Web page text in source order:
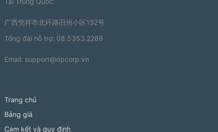
广西凭祥市北环路旧州小区132号
Tổng đài hỗ trợ: 08.5353.2288
Email: support@dpcorp.vn
Trang chủ
Bảng giá
Cam kết và quy định